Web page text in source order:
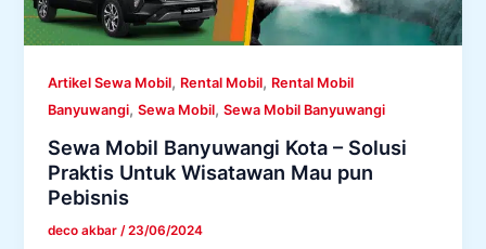
Artikel Sewa Mobil, Rental Mobil, Rental Mobil
Banyuwangi,Sewa Mobil,Sewa Mobil Banyuwangi
Sewa Mobil Banyuwangi Kota – Solusi
Praktis Untuk Wisatawan Mau pun
Pebisnis
deco akbar/23/06/2024